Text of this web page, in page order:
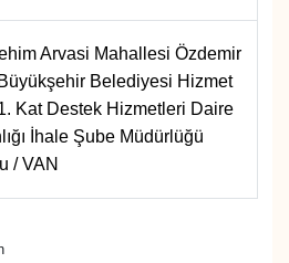
Arvasi Mahallesi Özdemir
Belediyesi Hizmet
Kat Destek Hizmetleri Daire
İhale Şube Müdürlüğü
/ VAN